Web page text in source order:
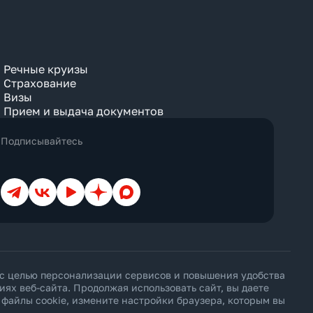
Private
River View
ROH
Rooftop
Standard
Street View
Studio
Речные круизы
Страхование
Визы
Прием и выдача документов
Подписывайтесь
ТелеграмВКонтакте
YouTubeДзен Max
персонализации сервисов и повышения удобства
веб-сайта. Продолжая использовать сайт, вы даете
файлы cookie, измените настройки браузера, которым вы